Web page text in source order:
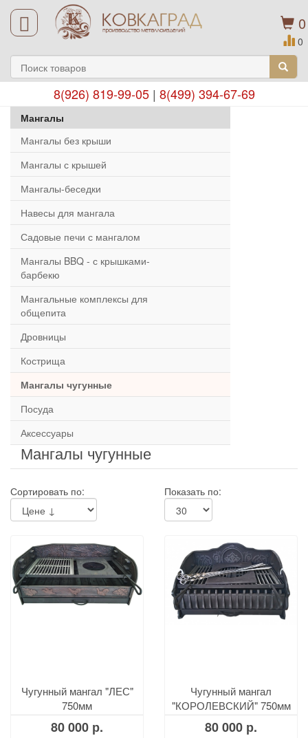
0
0
8(926) 819-99-05| 8(499) 394-67-69
Мангалы
Мангалы без крыши
Мангалы с крышей
Мангалы-беседки
Навесы для мангала
Садовые печи с мангалом
Мангалы BBQ - с крышками-
барбекю
Мангальные комплексы для
общепита
Дровницы
Кострища
Мангалы чугунные
Посуда
Аксессуары
Мангалы чугунные
Сортировать по: Показать по:
Чугунный мангал "ЛЕС"
750мм
80 000 р.
Чугунный мангал
"КОРОЛЕВСКИЙ" 750мм
80 000 р.